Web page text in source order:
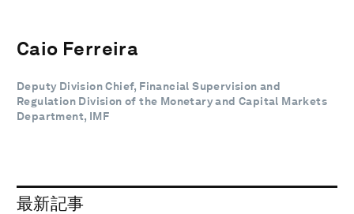
Caio Ferreira
Deputy Division Chief, Financial Supervision and
Regulation Division of the Monetary and Capital Markets
Department, IMF
最新記事